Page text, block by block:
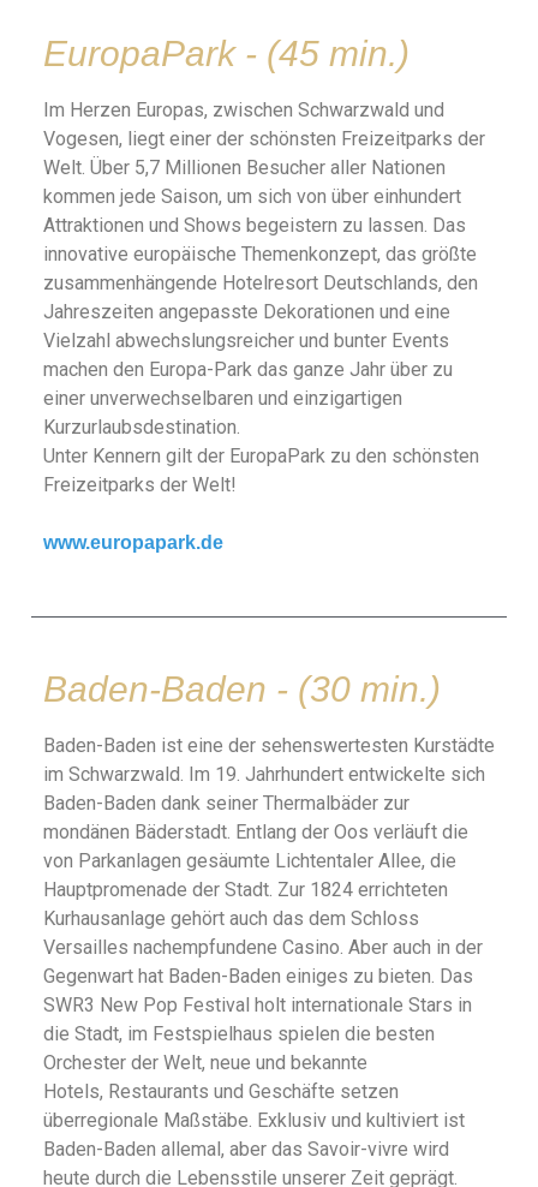
EuropaPark - (45 min.)
Im Herzen Europas, zwischen Schwarzwald und
Vogesen, liegt einer der schönsten Freizeitparks der
Welt. Über 5,7 Millionen Besucher aller Nationen
kommen jede Saison, um sich von über einhundert
Attraktionen und Shows begeistern zu lassen. Das
innovative europäische Themenkonzept, das größte
zusammenhängende Hotelresort Deutschlands, den
Jahreszeiten angepasste Dekorationen und eine
Vielzahl abwechslungsreicher und bunter Events
machen den Europa-Park das ganze Jahr über zu
einer unverwechselbaren und einzigartigen
Kurzurlaubsdestination.
Unter Kennern gilt der EuropaPark zu den schönsten
Freizeitparks der Welt!
www.europapark.de
Baden-Baden - (30 min.)
Baden-Baden ist eine der sehenswertesten Kurstädte
im Schwarzwald. Im 19. Jahrhundert entwickelte sich
Baden-Baden dank seiner Thermalbäder zur
mondänen Bäderstadt. Entlang der Oos verläuft die
von Parkanlagen gesäumte Lichtentaler Allee, die
Hauptpromenade der Stadt. Zur 1824 errichteten
Kurhausanlage gehört auch das dem Schloss
Versailles nachempfundene Casino. Aber auch in der
Gegenwart hat Baden-Baden einiges zu bieten. Das
SWR3 New Pop Festival holt internationale Stars in
die Stadt, im Festspielhaus spielen die besten
Orchester der Welt, neue und bekannte
Hotels, Restaurants und Geschäfte setzen
überregionale Maßstäbe. Exklusiv und kultiviert ist
Baden-Baden allemal, aber das Savoir-vivre wird
heute durch die Lebensstile unserer Zeit geprägt.